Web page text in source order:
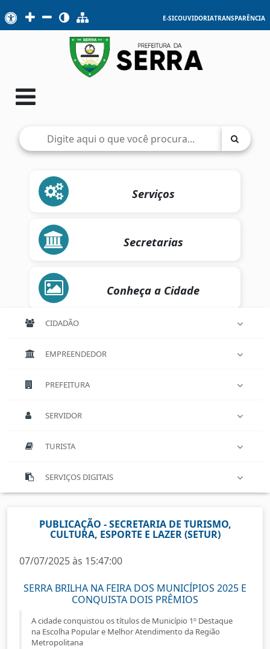
E-SICOUVIDORIATRANSPARÊNCIA
Serviços
Secretarias
Conheça a Cidade
CIDADÃO
EMPREENDEDOR
PREFEITURA
SERVIDOR
TURISTA
SERVIÇOS DIGITAIS
PUBLICAÇÃO - SECRETARIA DE TURISMO,
CULTURA, ESPORTE E LAZER (SETUR)
07/07/2025 às 15:47:00
SERRA BRILHA NA FEIRA DOS MUNICÍPIOS 2025 E
CONQUISTA DOIS PRÊMIOS
A cidade conquistou os títulos de Município 1º Destaque
na Escolha Popular e Melhor Atendimento da Região
Metropolitana